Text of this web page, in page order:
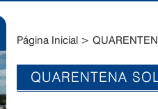
Página Inicial >
QUARENTENA